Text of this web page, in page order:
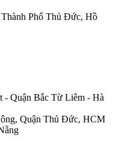
Phố Thủ Đức, Hồ
Quận Bắc Từ Liêm - Hà
Quận Thủ Đức, HCM